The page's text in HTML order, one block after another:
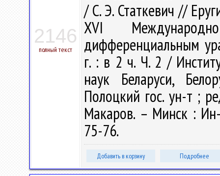
2146
полный текст
/ С. Э. Статкевич //
XVI
дифференциальным
г. : в 2 ч. Ч. 2 /
наук Беларуси,
Полоцкий гос. ун-т ;
Макаров. – Минск :
75-76.
Добавить в корзину Подробнее